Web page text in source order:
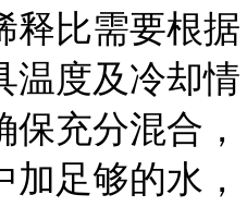
释比需要根据
温度及冷却情
充分混合，
足够的水，